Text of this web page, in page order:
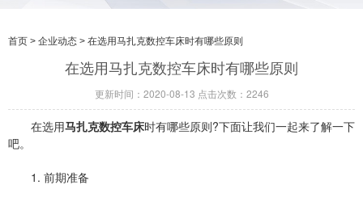
首页 > 企业动态 > 在选用马扎克数控车床时有哪些原则
在选用马扎克数控车床时有哪些原则
更新时间：2020-08-13 点击次数：2246
在选用马扎克数控车床时有哪些原则?下面让我们一起来了解一下
吧。
1. 前期准备